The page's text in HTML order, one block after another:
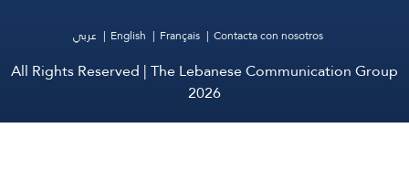
عربي English Français Contacta con nosotros
All Rights Reserved | The Lebanese Communication Group
2026